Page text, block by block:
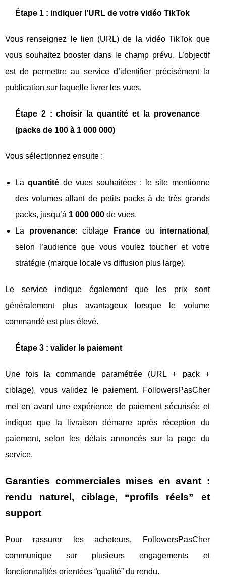
Étape 1 : indiquer l’URL de votre vidéo TikTok
Vous renseignez le lien (URL) de la vidéo TikTok que
vous souhaitez booster dans le champ prévu. L’objectif
est de permettre au service d’identifier précisément la
publication sur laquelle livrer les vues.
Étape 2 : choisir la quantité et la provenance
(packs de 100 à 1 000 000)
Vous sélectionnez ensuite :
Laquantité de vues souhaitées : le site mentionne
des volumes allant de petits packs à de très grands
packs, jusqu’à 1 000 000 de vues.
La provenance: ciblage France ou international ,
selon l’audience que vous voulez toucher et votre
stratégie (marque locale vs diffusion plus large).
Le service indique également que les prix sont
généralement plus avantageux lorsque le volume
commandé est plus élevé.
Étape 3 : valider le paiement
Une fois la commande paramétrée (URL + pack +
ciblage), vous validez le paiement. FollowersPasCher
met en avant une expérience de paiement sécurisée et
indique que la livraison démarre après réception du
paiement, selon les délais annoncés sur la page du
service.
Garanties commerciales mises en avant :
rendu naturel, ciblage, “profils réels” et
support
Pour rassurer les acheteurs, FollowersPasCher
communique sur plusieurs engagements et
fonctionnalités orientées “qualité” du rendu.